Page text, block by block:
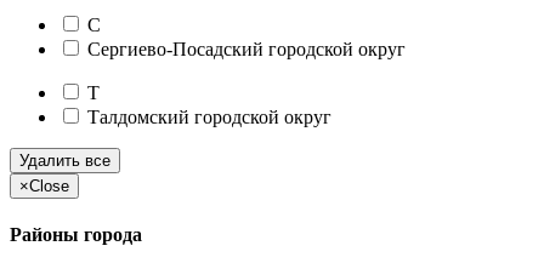
С
Сергиево-Посадский городской округ
Т
Талдомский городской округ
Удалить все
×Close
Районы города